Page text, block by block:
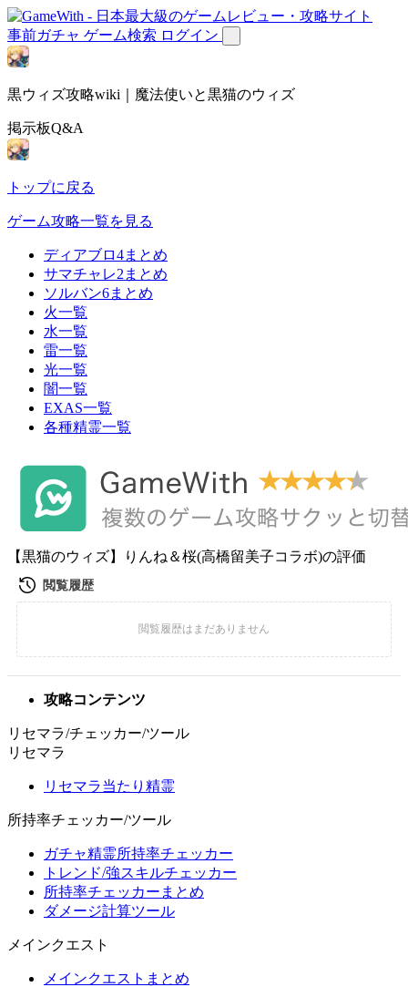
事前ガチャ ゲーム検索 ログイン
黒ウィズ攻略wiki｜魔法使いと黒猫のウィズ
掲示板Q&A
トップに戻る
ゲーム攻略一覧を見る
ディアブロ4まとめ
サマチャレ2まとめ
ソルバン6まとめ
火一覧
水一覧
雷一覧
光一覧
闇一覧
EXAS一覧
各種精霊一覧
【黒猫のウィズ】りんね＆桜(高橋留美子コラボ)の評価
攻略コンテンツ
リセマラ/チェッカー/ツール
リセマラ
リセマラ当たり精霊
所持率チェッカー/ツール
ガチャ精霊所持率チェッカー
トレンド/強スキルチェッカー
所持率チェッカーまとめ
ダメージ計算ツール
メインクエスト
メインクエストまとめ